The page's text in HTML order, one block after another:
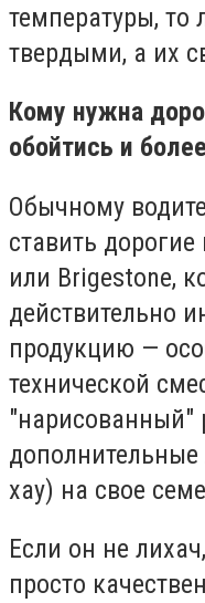
температуры, то
твердыми, а их
Кому нужна
обойтись и
Обычному
ставить
или Brigestone,
действительно
продукцию —
технической
"нарисованный"
хау) на свое
Если он не
просто